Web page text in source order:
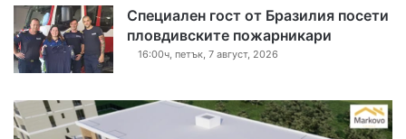
Специален гост от Бразилия посети
пловдивските пожарникари
16:00ч, петък, 7 август, 2026